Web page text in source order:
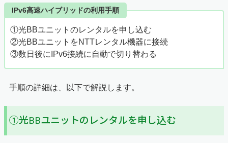
IPv6高速ハイブリッドの利用手順
①光BBユニットのレンタルを申し込む
②光BBユニットをNTTレンタル機器に接続
③数日後にIPv6接続に自動で切り替わる
手順の詳細は、以下で解説します。
①光BBユニットのレンタルを申し込む